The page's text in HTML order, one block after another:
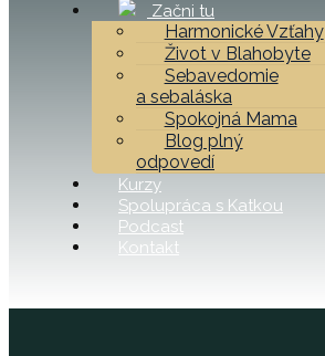
Začni tu
Harmonické Vzťahy
Život v Blahobyte
Sebavedomie
a sebaláska
Spokojná Mama
Blog plný
odpovedí
Kurzy
Spolupráca s Katkou
Podcast
Kontakt